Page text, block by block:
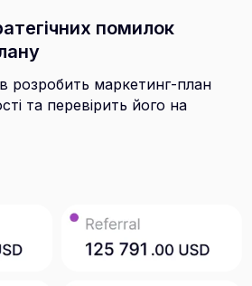
помилок
розробить маркетинг-план
та перевірить його на